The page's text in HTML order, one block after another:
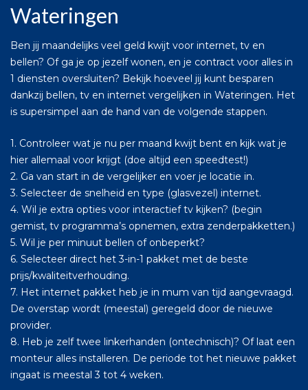
Wateringen
Ben jij maandelijks veel geld kwijt voor internet, tv en
bellen? Of ga je op jezelf wonen, en je contract voor alles in
1 diensten oversluiten? Bekijk hoeveel jij kunt besparen
dankzij bellen, tv en internet vergelijken in Wateringen. Het
is supersimpel aan de hand van de volgende stappen.
1. Controleer wat je nu per maand kwijt bent en kijk wat je
hier allemaal voor krijgt (doe altijd een speedtest!)
2. Ga van start in de vergelijker en voer je locatie in.
3. Selecteer de snelheid en type (glasvezel) internet.
4. Wil je extra opties voor interactief tv kijken? (begin
gemist, tv programma’s opnemen, extra zenderpakketten.)
5. Wil je per minuut bellen of onbeperkt?
6. Selecteer direct het 3-in-1 pakket met de beste
prijs/kwaliteitverhouding.
7. Het internet pakket heb je in mum van tijd aangevraagd.
De overstap wordt (meestal) geregeld door de nieuwe
provider.
8. Heb je zelf twee linkerhanden (ontechnisch)? Of laat een
monteur alles installeren. De periode tot het nieuwe pakket
ingaat is meestal 3 tot 4 weken.